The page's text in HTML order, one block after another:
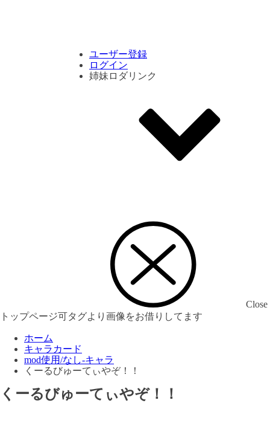
ユーザー登録
ログイン
姉妹ロダリンク
Close
トップページ可タグより画像をお借りしてます
ホーム
キャラカード
mod使用/なし-キャラ
くーるびゅーてぃやぞ！！
くーるびゅーてぃやぞ！！